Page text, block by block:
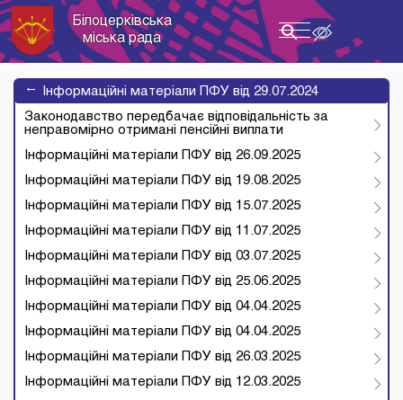
Toggle
navigation
Білоцерківська
міська рада
→
Інформаційні матеріали ПФУ від 29.07.2024
Законодавство передбачає відповідальність за
неправомірно отримані пенсійні виплати
Інформаційні матеріали ПФУ від 26.09.2025
Інформаційні матеріали ПФУ від 19.08.2025
Інформаційні матеріали ПФУ від 15.07.2025
Інформаційні матеріали ПФУ від 11.07.2025
Інформаційні матеріали ПФУ від 03.07.2025
Інформаційні матеріали ПФУ від 25.06.2025
Інформаційні матеріали ПФУ від 04.04.2025
Інформаційні матеріали ПФУ від 04.04.2025
Інформаційні матеріали ПФУ від 26.03.2025
Інформаційні матеріали ПФУ від 12.03.2025